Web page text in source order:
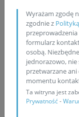
mianowicie stoły
cyfrowe
wykorzystujemy
utytułowani
Mechaniki
granicami, często
naukowymi.
takich
Wyrażam zgodę
zgodnie z
przeprowadzenia
formularz
osobą.
jednorazowo,
przetwarzane
momentu
Ta witryna jest
Prywatność-